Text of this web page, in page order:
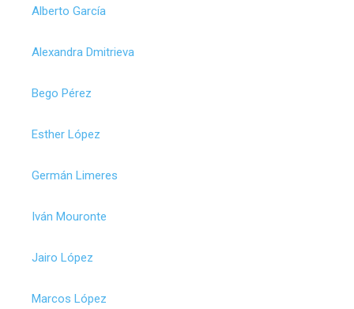
Alberto García
Alexandra Dmitrieva
Bego Pérez
Esther López
Germán Limeres
Iván Mouronte
Jairo López
Marcos López